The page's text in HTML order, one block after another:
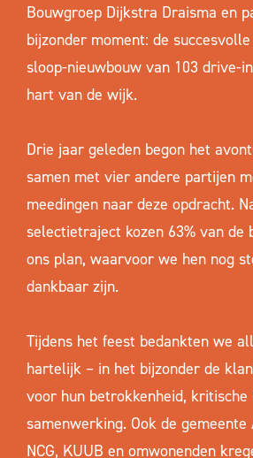
Bouwgroep Dijkstra Draisma en
bijzonder moment: de
sloop-nieuwbouw van 103 drive-
hart van de wijk.
Drie jaar geleden begon het
samen met vier andere partijen
meedingen naar deze opdracht.
selectietraject kozen 63% van de
ons plan, waarvoor we hen nog
dankbaar zijn.
Tijdens het feest bedankten we
hartelijk – in het bijzonder de
voor hun betrokkenheid,
samenwerking. Ook de gemeente
NCG, KUUB en omwonenden